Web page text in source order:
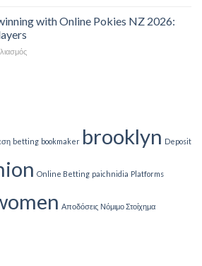
with Online Pokies NZ 2026:
betting bookmaker brooklyn Deposit
Online Betting paichnidia Platforms
Αποδόσεις Νόμιμο Στοίχημα